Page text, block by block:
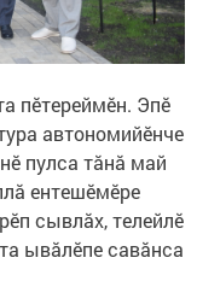
пӗтереймӗн. Эпӗ
автономийӗнче
пулса тӑнӑ май
ентешӗмӗре
сывлӑх, телейлӗ
ывӑлӗпе савӑнса